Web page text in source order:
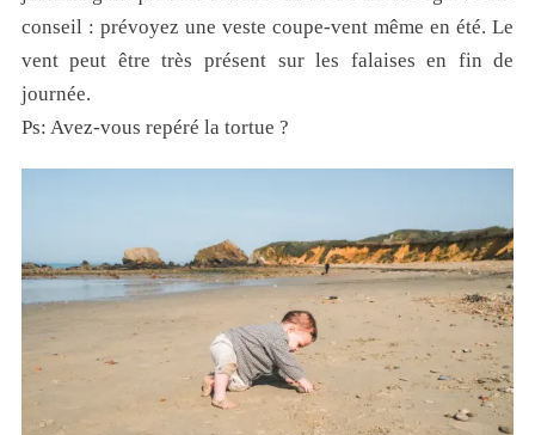
conseil : prévoyez une veste coupe-vent même en été. Le
vent peut être très présent sur les falaises en fin de
journée.
Ps: Avez-vous repéré la tortue ?